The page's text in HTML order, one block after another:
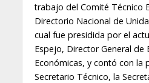
trabajo del Comité Técnico
Directorio Nacional de
cual fue presidida por el
Espejo, Director General de
Económicas, y contó con la
Secretario Técnico, la